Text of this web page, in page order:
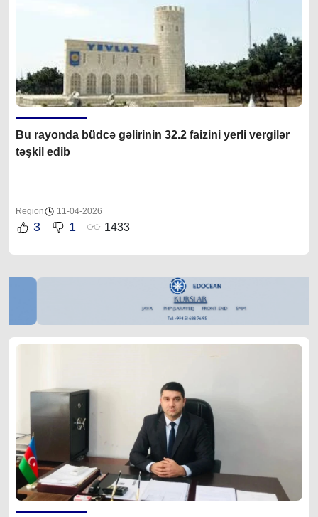
Bu rayonda büdcə gəlirinin 32.2 faizini yerli vergilər
təşkil edib
Region 11-04-2026
3 1 1433